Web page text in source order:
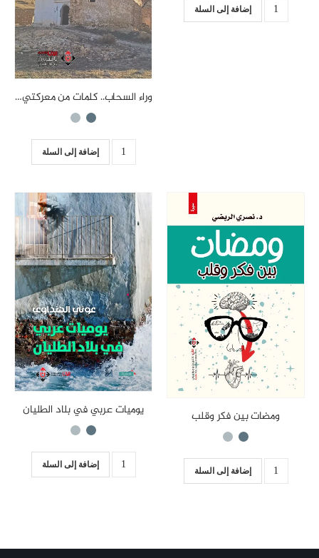
إضافة إلى السلة
وراء السحاب.. كلمات من معركتي مع الحياة
إضافة إلى السلة
ومضات بين فكر وقلب
إضافة إلى السلة
يوميات عربي في بلاد الطليان
إضافة إلى السلة